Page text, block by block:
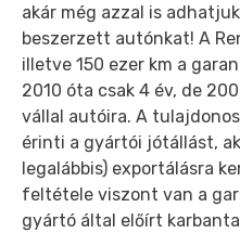
akár még azzal is
beszerzett autónkat! A
illetve 150 ezer km a
2010 óta csak 4 év, de
vállal autóira. A
érinti a gyártói jótállást,
legalábbis) exportálásra
feltétele viszont van a
gyártó által előírt